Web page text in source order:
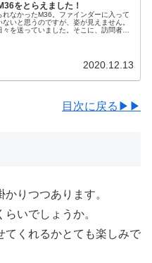
をとらえました！
れなかったM36。ファインダーに入って
いと思うのですが、姿が見えません。
々を送っていました。そこに、訪問者さ
2020.12.13
目次に戻る▶▶
りつつあります。
いでしょうか。
てくれるかとても楽しみで